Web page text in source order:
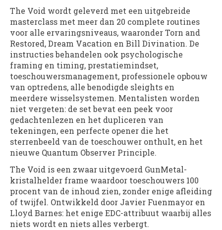
The Void wordt geleverd met een uitgebreide
masterclass met meer dan 20 complete routines
voor alle ervaringsniveaus, waaronder Torn and
Restored, Dream Vacation en Bill Divination. De
instructies behandelen ook psychologische
framing en timing, prestatiemindset,
toeschouwersmanagement, professionele opbouw
van optredens, alle benodigde sleights en
meerdere wisselsystemen. Mentalisten worden
niet vergeten: de set bevat een peek voor
gedachtenlezen en het dupliceren van
tekeningen, een perfecte opener die het
sterrenbeeld van de toeschouwer onthult, en het
nieuwe Quantum Observer Principle.
The Void is een zwaar uitgevoerd GunMetal-
kristalhelder frame waardoor toeschouwers 100
procent van de inhoud zien, zonder enige afleiding
of twijfel. Ontwikkeld door Javier Fuenmayor en
Lloyd Barnes: het enige EDC-attribuut waarbij alles
niets wordt en niets alles verbergt.